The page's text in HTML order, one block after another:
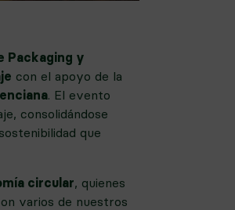
Packaging y
con el apoyo de la
. El evento
consolidándose
que
circular, quienes
varios de nuestros